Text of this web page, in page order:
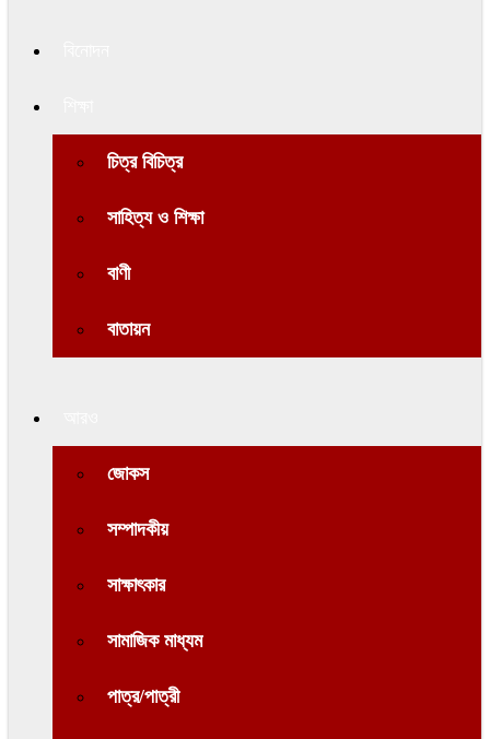
চিত্র বিচিত্র
সাহিত্য ও শিক্ষা
বাণী
বাতায়ন
জোকস
সম্পাদকীয়
সাক্ষাৎকার
সামাজিক মাধ্যম
পাত্র/পাত্রী